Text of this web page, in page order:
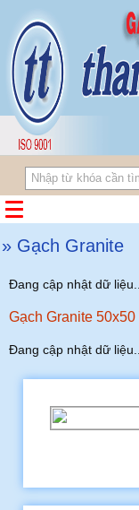
» Gạch Granite
Đang cập nhật dữ liệu...
Gạch Granite
Đang cập nhật dữ liệu...